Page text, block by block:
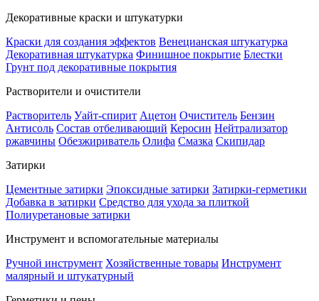
Декоративные краски и штукатурки
Краски для создания эффектов Венецианская штукатурка
Декоративная штукатурка Финишное покрытие Блестки
Грунт под декоративные покрытия
Растворители и очистители
Растворитель Уайт-спирит Ацетон Очиститель Бензин
Антисоль Состав отбеливающий Керосин Нейтрализатор
ржавчины Обезжириватель Олифа Смазка Скипидар
Затирки
Цементные затирки Эпоксидные затирки Затирки-герметики
Добавка в затирки Средство для ухода за плиткой
Полиуретановые затирки
Инструмент и вспомогательные материалы
Ручной инструмент Хозяйственные товары Инструмент
малярный и штукатурный